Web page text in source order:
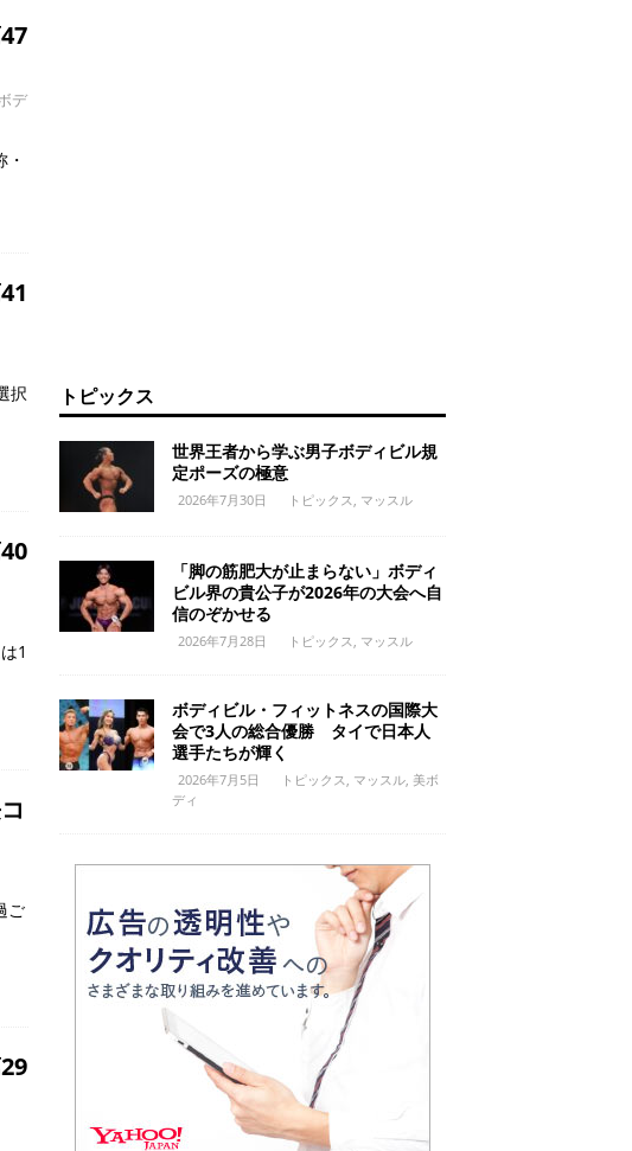
デ
択
1
ご
トピックス
世界王者から学ぶ男子ボディビル規
定ポーズの極意
2026年7月30日 トピックス マッスル
「脚の筋肥大が止まらない」ボディ
ビル界の貴公子が2026年の大会へ自
信のぞかせる
2026年7月28日 トピックス マッスル
ボディビル・フィットネスの国際大
会で3人の総合優勝 タイで日本人
選手たちが輝く
2026年7月5日 トピックス マッスル, 美ボ
ディ